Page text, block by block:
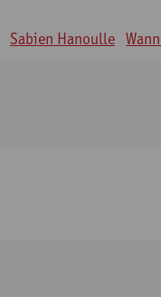
Sabien Hanoulle